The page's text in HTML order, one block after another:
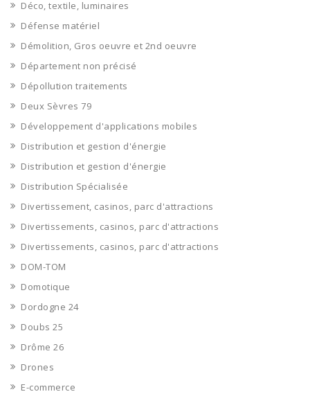
Déco, textile, luminaires
Défense matériel
Démolition, Gros oeuvre et 2nd oeuvre
Département non précisé
Dépollution traitements
Deux Sèvres 79
Développement d'applications mobiles
Distribution et gestion d'énergie
Distribution et gestion d'énergie
Distribution Spécialisée
Divertissement, casinos, parc d'attractions
Divertissements, casinos, parc d'attractions
Divertissements, casinos, parc d'attractions
DOM-TOM
Domotique
Dordogne 24
Doubs 25
Drôme 26
Drones
E-commerce